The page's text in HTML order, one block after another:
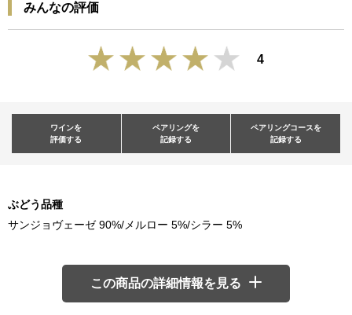
みんなの評価
4
ワインを
評価する
ペアリングを
記録する
ペアリングコースを
記録する
ぶどう品種
サンジョヴェーゼ 90%/メルロー 5%/シラー 5%
この商品の詳細情報を見る